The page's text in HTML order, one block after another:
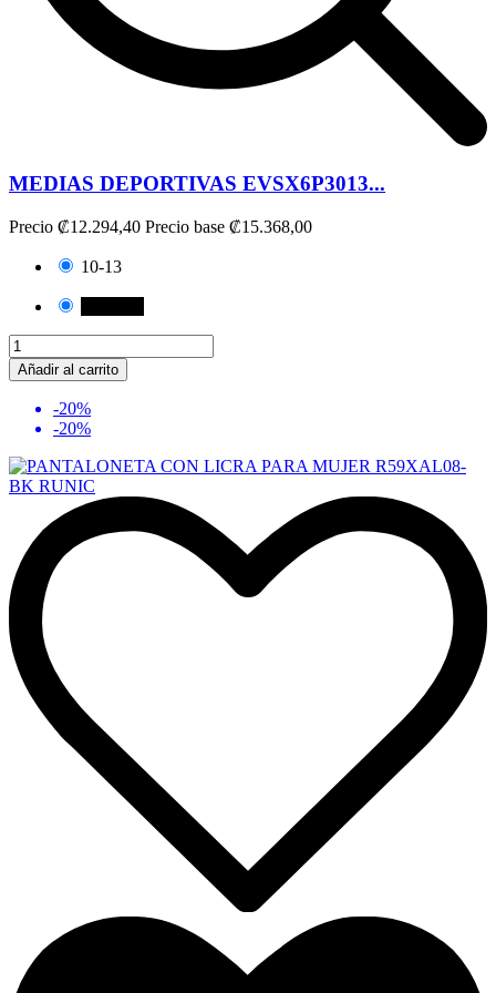
MEDIAS DEPORTIVAS EVSX6P3013...
Precio ₡12.294,40 Precio base ₡15.368,00
10-13
Añadir al carrito
-20%
-20%